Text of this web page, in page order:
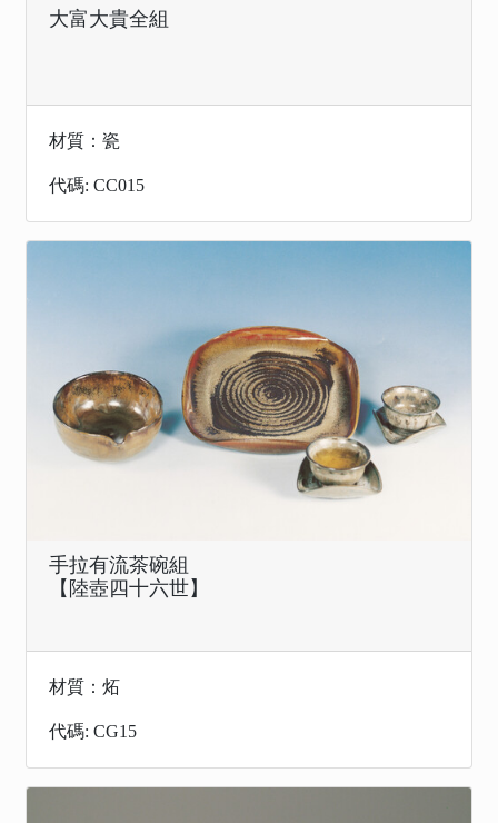
大富大貴全組
材質：瓷
代碼: CC015
手拉有流茶碗組
【陸壺四十六世】
材質：炻
代碼: CG15